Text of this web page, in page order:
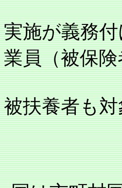
実施が義務
業員（被保
被扶養者も